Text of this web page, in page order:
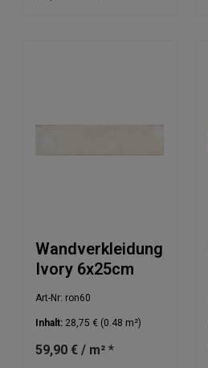
Wandverkleidung
Ivory 6x25cm
Art-Nr: ron60
Inhalt: 28,75 € (0.48 m²)
59,90 € / m² *